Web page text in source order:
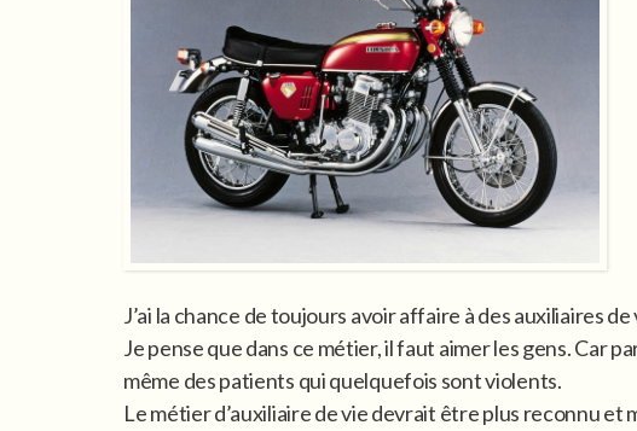
J’ai la chance de toujours avoir affaire à des auxiliaires
Je pense que dans ce métier, il faut aimer les gens. Car
même des patients qui quelquefois sont violents.
Le métier d’auxiliaire de vie devrait être plus reconnu